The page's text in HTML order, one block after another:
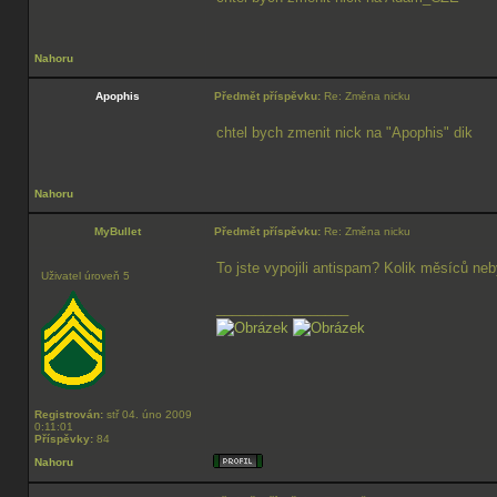
Nahoru
Apophis Předmět příspěvku: Re: Změna nicku
chtel bych zmenit nick na "Apophis" dik
Nahoru
MyBullet Předmět příspěvku: Re: Změna nicku
Uživatel úroveň 5
Registrován: stř 04. úno 2009
0:11:01
Příspěvky: 84
To jste vypojili antispam? Kolik měsíců
Nahoru